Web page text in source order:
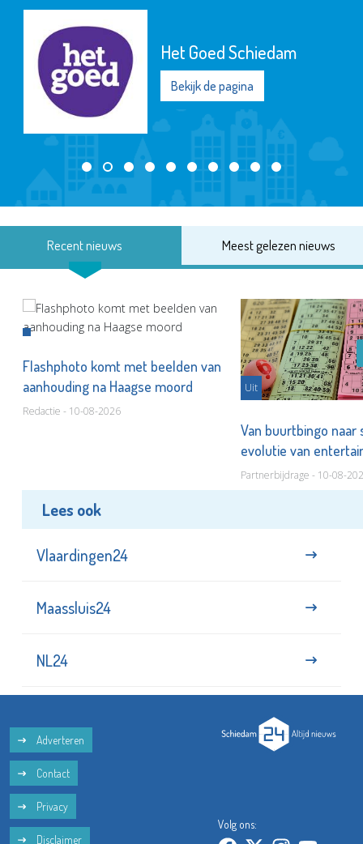
Het Goed Schiedam
Bekijk de pagina
Recent nieuws Meest gelezen nieuws
Flashphoto komt met beelden van
aanhouding na Haagse moord
Redactie - 10-08-2026
Uit
Van buurtbingo naar
evolutie van
Partnerbijdrage - 10-08-
Lees ook
Vlaardingen24
Maassluis24
NL24
Adverteren
Contact
Privacy
Disclaimer
Volg ons: